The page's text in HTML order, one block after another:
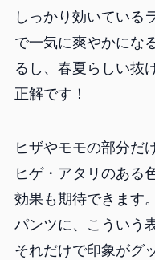
しっかり効いている
で一気に爽やかにな
るし、春夏らしい抜
正解です！
ヒザやモモの部分だ
ヒゲ・アタリのある
効果も期待できます
パンツに、こういう
それだけで印象がグ